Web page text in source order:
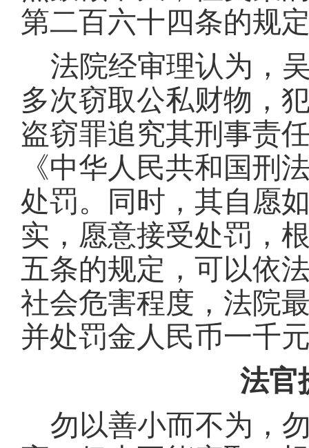
第二百六十四条的规
法院经审理认为，
多次窃取公私财物，
盗窃罪追究其刑事责
《中华人民共和国刑
处罚。同时， 其自愿
实，愿意接受处罚，
五条的规定，可以依
社会危害程度，法院
并处罚金人民币一千
法官
勿以善小而不为，